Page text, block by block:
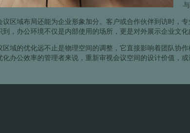
议区域布局还能为企业形象加分。客户或合作伙伴到访时，
到，办公环境不仅是内部使用的场所，更是对外展示企业文化
区域的优化远不止是物理空间的调整，它直接影响着团队协
化办公效率的管理者来说，重新审视会议空间的设计价值，或